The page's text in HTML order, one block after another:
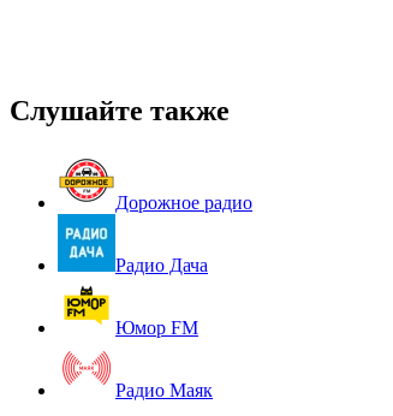
Слушайте также
Дорожное радио
Радио Дача
Юмор FM
Радио Маяк